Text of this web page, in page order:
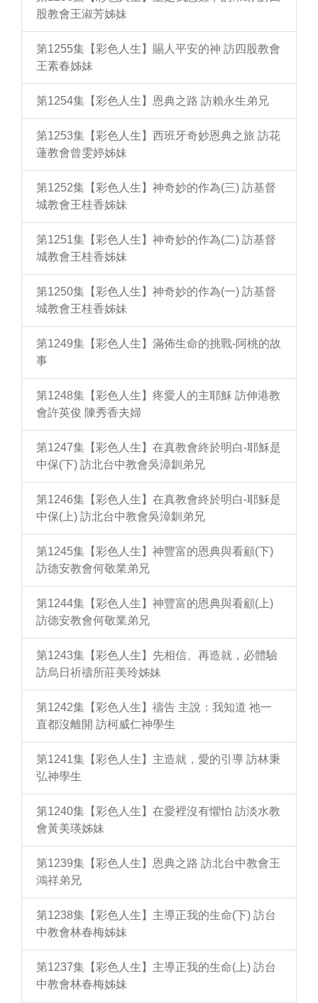
股教會王淑芳姊妹
第1255集【彩色人生】賜人平安的神 訪四股教會
王素春姊妹
第1254集【彩色人生】恩典之路 訪賴永生弟兄
第1253集【彩色人生】西班牙奇妙恩典之旅 訪花
蓮教會曾雯婷姊妹
第1252集【彩色人生】神奇妙的作為(三) 訪基督
城教會王桂香姊妹
第1251集【彩色人生】神奇妙的作為(二) 訪基督
城教會王桂香姊妹
第1250集【彩色人生】神奇妙的作為(一) 訪基督
城教會王桂香姊妹
第1249集【彩色人生】滿佈生命的挑戰-阿桃的故
事
第1248集【彩色人生】疼愛人的主耶穌 訪伸港教
會許英俊 陳秀香夫婦
第1247集【彩色人生】在真教會終於明白-耶穌是
中保(下) 訪北台中教會吳漳釧弟兄
第1246集【彩色人生】在真教會終於明白-耶穌是
中保(上) 訪北台中教會吳漳釧弟兄
第1245集【彩色人生】神豐富的恩典與看顧(下)
訪德安教會何敬業弟兄
第1244集【彩色人生】神豐富的恩典與看顧(上)
訪德安教會何敬業弟兄
第1243集【彩色人生】先相信、再造就，必體驗
訪烏日祈禱所莊美玲姊妹
第1242集【彩色人生】禱告 主說：我知道 祂一
直都沒離開 訪柯威仁神學生
第1241集【彩色人生】主造就，愛的引導 訪林秉
弘神學生
第1240集【彩色人生】在愛裡沒有懼怕 訪淡水教
會黃美瑛姊妹
第1239集【彩色人生】恩典之路 訪北台中教會王
鴻祥弟兄
第1238集【彩色人生】主導正我的生命(下) 訪台
中教會林春梅姊妹
第1237集【彩色人生】主導正我的生命(上) 訪台
中教會林春梅姊妹